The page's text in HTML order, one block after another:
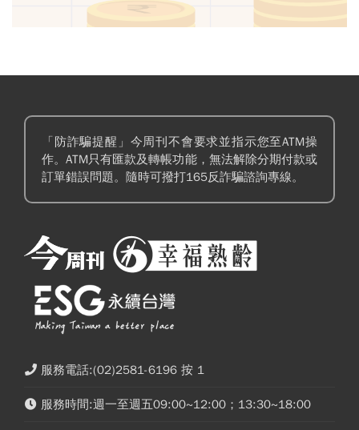
「防詐騙提醒」今周刊不會要求並指示您至ATM操
作。ATM只有匯款及轉帳功能，無法解除分期付款或
訂單錯誤問題。隨時可撥打165反詐騙諮詢專線。
服務電話:(02)2581-6196 按 1
服務時間:週一至週五09:00~12:00；13:30~18:00